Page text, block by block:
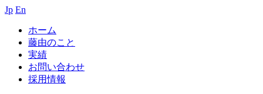
Jp En
ホーム
藤由のこと
実績
お問い合わせ
採用情報